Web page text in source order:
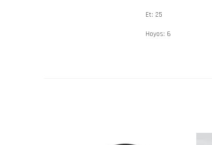
Et: 25
Hoyos: 6